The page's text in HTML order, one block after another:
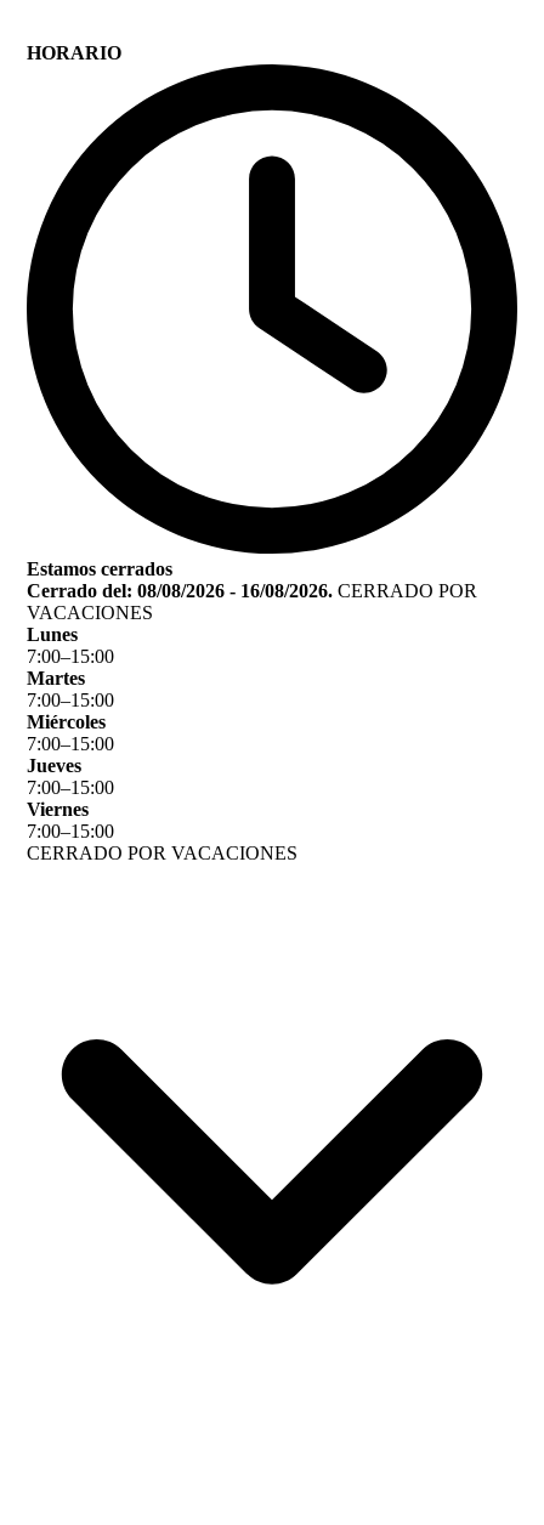
HORARIO
Estamos cerrados
Cerrado del: 08/08/2026 - 16/08/2026.CERRADO POR
VACACIONES
Lunes
7:00–15:00
Martes
7:00–15:00
Miércoles
7:00–15:00
Jueves
7:00–15:00
Viernes
7:00–15:00
CERRADO POR VACACIONES